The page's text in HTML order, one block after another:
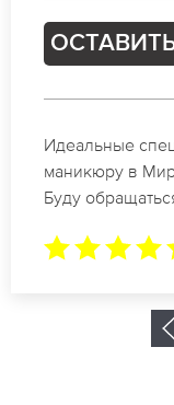
Спасибо
рождение в
готово.